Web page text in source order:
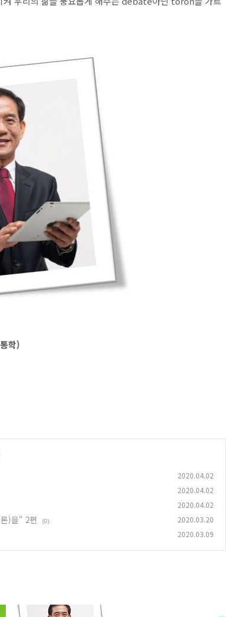
학)
2020.04.02
2020.04.02
2020.04.02
)을" 2편 (0) 2020.03.20
2020.03.09